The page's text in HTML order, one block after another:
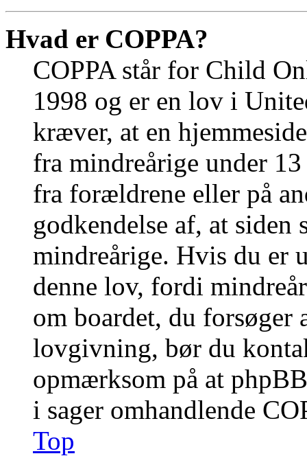
Hvad er COPPA?
COPPA står for Child
1998 og er en lov i
kræver, at en
fra mindreårige under
fra forældrene eller på
godkendelse af, at
mindreårige. Hvis du er
denne lov, fordi
om boardet, du forsøger
lovgivning, bør du
opmærksom på at
i sager omhandlende
Top